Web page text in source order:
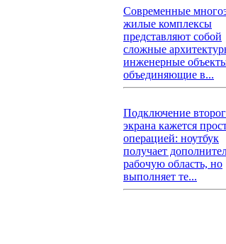
Современные
жилые комплексы
представляют собой
сложные
инженерные
объединяющие в...
Подключение
экрана кажется
операцией: ноутбук
получает
рабочую область, но
выполняет те...